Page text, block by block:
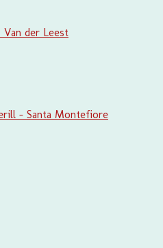
der Leest
- Santa Montefiore